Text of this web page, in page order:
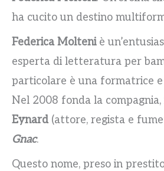
ha cucito un destino
Federica Molteni è
esperta di letteratura per
particolare è una formatrice
Nel 2008 fonda la compagnia,
Eynard(attore, regista e
Gnac.
Questo nome, preso in